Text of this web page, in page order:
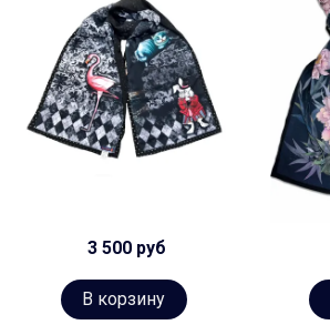
3 500 руб
В корзину